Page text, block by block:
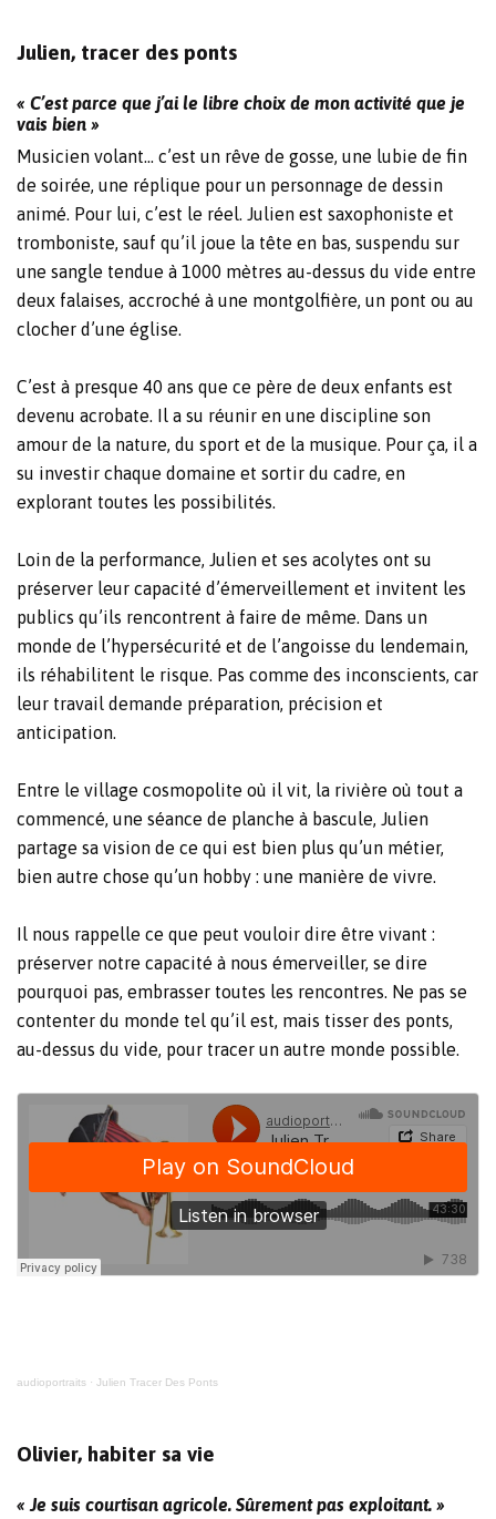
Julien, tracer des ponts
« C’est parce que j’ai le libre choix de mon activité que je
vais bien »
Musicien volant… c’est un rêve de gosse, une lubie de fin
de soirée, une réplique pour un personnage de dessin
animé. Pour lui, c’est le réel. Julien est saxophoniste et
tromboniste, sauf qu’il joue la tête en bas, suspendu sur
une sangle tendue à 1000 mètres au-dessus du vide entre
deux falaises, accroché à une montgolfière, un pont ou au
clocher d’une église.
C’est à presque 40 ans que ce père de deux enfants est
devenu acrobate. Il a su réunir en une discipline son
amour de la nature, du sport et de la musique. Pour ça, il a
su investir chaque domaine et sortir du cadre, en
explorant toutes les possibilités.
Loin de la performance, Julien et ses acolytes ont su
préserver leur capacité d’émerveillement et invitent les
publics qu’ils rencontrent à faire de même. Dans un
monde de l’hypersécurité et de l’angoisse du lendemain,
ils réhabilitent le risque. Pas comme des inconscients, car
leur travail demande préparation, précision et
anticipation.
Entre le village cosmopolite où il vit, la rivière où tout a
commencé, une séance de planche à bascule, Julien
partage sa vision de ce qui est bien plus qu’un métier,
bien autre chose qu’un hobby : une manière de vivre.
Il nous rappelle ce que peut vouloir dire être vivant :
préserver notre capacité à nous émerveiller, se dire
pourquoi pas, embrasser toutes les rencontres. Ne pas se
contenter du monde tel qu’il est, mais tisser des ponts,
au-dessus du vide, pour tracer un autre monde possible.
audioportraits · Julien Tracer Des Ponts
Olivier, habiter sa vie
« Je suis courtisan agricole. Sûrement pas exploitant. »